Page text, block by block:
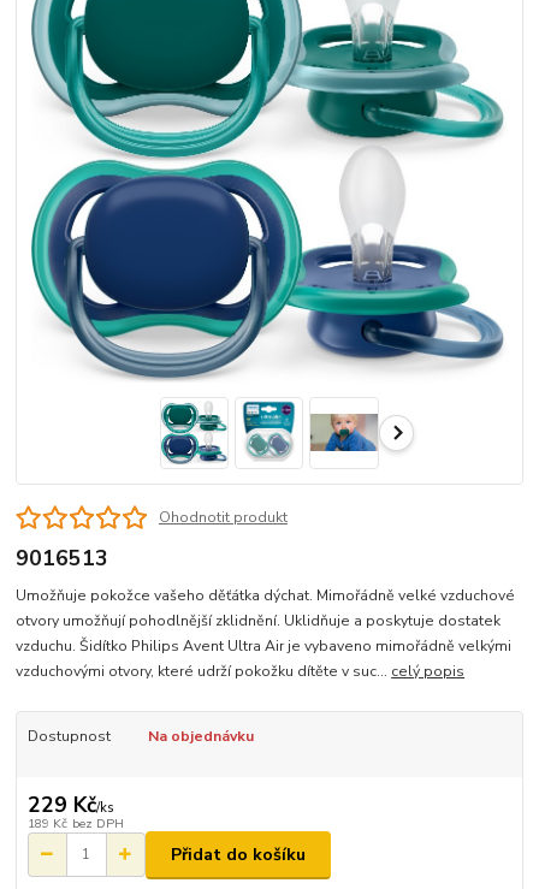
Ohodnotit produkt
9016513
Umožňuje pokožce vašeho děťátka dýchat. Mimořádně velké vzduchové
otvory umožňují pohodlnější zklidnění. Uklidňuje a poskytuje dostatek
vzduchu. Šidítko Philips Avent Ultra Air je vybaveno mimořádně velkými
vzduchovými otvory, které udrží pokožku dítěte v suc... celý popis
Dostupnost Na objednávku
229 Kč/ks
189 Kč bez DPH
Přidat do košíku